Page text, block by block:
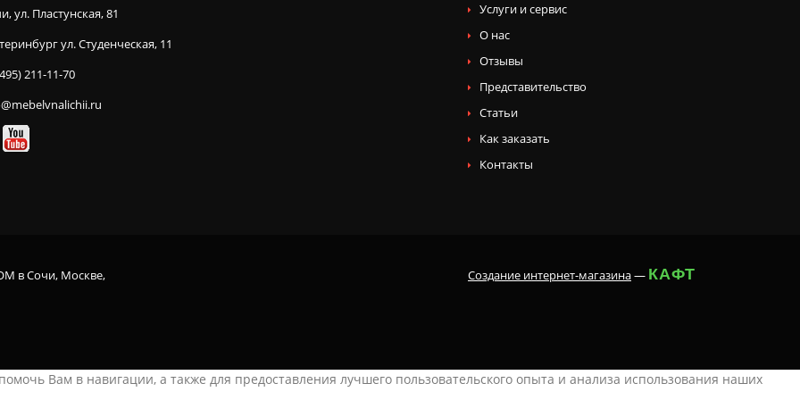
ул. Пластунская, 81
ул. Студенческая, 11
211-11-70
Услуги и сервис
О нас
Отзывы
Представительство
Статьи
Как заказать
Контакты
в Сочи, Москве,
Создание интернет-магазина— КАФТ
Вам в навигации, а также для предоставления лучшего пользовательского опыта и анализа использования наших